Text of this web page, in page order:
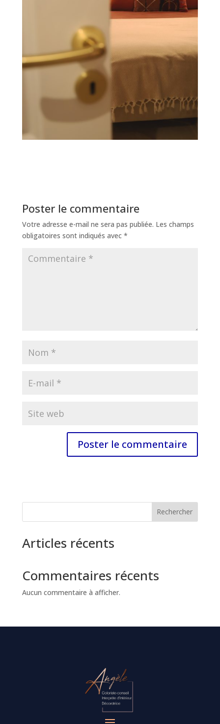
Poster le commentaire
Votre adresse e-mail ne sera pas publiée. Les champs
obligatoires sont indiqués avec *
Rechercher
Articles récents
Commentaires récents
Aucun commentaire à afficher.